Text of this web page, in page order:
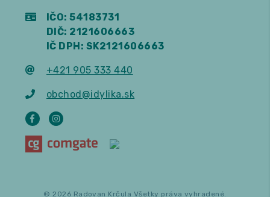
IČO: 54183731
DIČ: 2121606663
IČ DPH: SK2121606663
+421 905 333 440
obchod@idylika.sk
© 2026 Radovan Krčula Všetky práva vyhradené.